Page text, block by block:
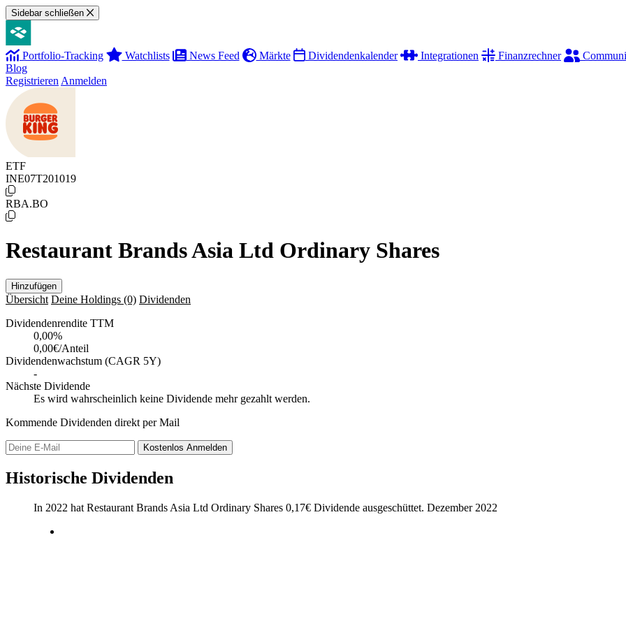
Sidebar schließen
Portfolio-Tracking Watchlists News Feed Märkte Dividendenkalender Integrationen Finanzrechner
Blog
Registrieren Anmelden
ETF
INE07T201019
RBA.BO
Restaurant Brands Asia Ltd Ordinary Shares
Hinzufügen
Übersicht Deine Holdings (0) Dividenden
Dividendenrendite TTM
0,00%
0,00€/Anteil
Dividendenwachstum (CAGR 5Y)
-
Nächste Dividende
Es wird wahrscheinlich keine Dividende mehr gezahlt werden.
Kommende Dividenden direkt per Mail
Kostenlos Anmelden
Historische Dividenden
In 2022 hat Restaurant Brands Asia Ltd Ordinary Shares 0,17€ Dividende ausgeschüttet. Dezember 2022